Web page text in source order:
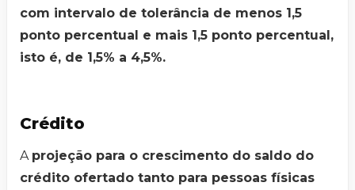
com intervalo de tolerância de menos 1,5
ponto percentual e mais 1,5 ponto percentual,
isto é, de 1,5% a 4,5%.
Crédito
A projeção para o crescimento do saldo do
crédito ofertado tanto para pessoas físicas